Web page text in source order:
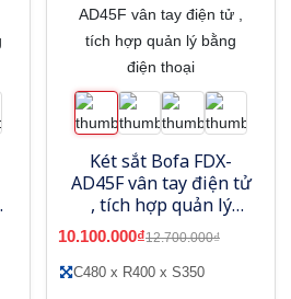
Két sắt Bofa FDX-
AD45F vân tay điện tử
, tích hợp quản lý
bằng điện thoại
10.100.000₫12.700.000₫
C480 x R400 x S350